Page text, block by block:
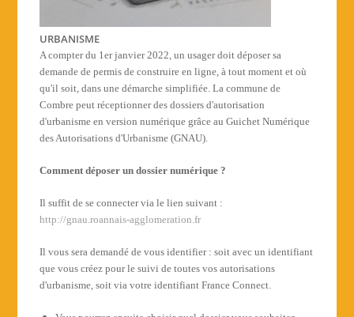
URBANISME
A compter du 1er janvier 2022, un usager doit déposer sa
demande de permis de construire en ligne, à tout moment et où
qu'il soit, dans une démarche simplifiée. La commune de
Combre peut réceptionner des dossiers d'autorisation
d'urbanisme en version numérique grâce au Guichet Numérique
des Autorisations d'Urbanisme (GNAU).
Comment déposer un dossier numérique ?
Il suffit de se connecter via le lien suivant :
http://gnau.roannais-agglomeration.fr
Il vous sera demandé de vous identifier : soit avec un identifiant
que vous créez pour le suivi de toutes vos autorisations
d'urbanisme, soit via votre identifiant France Connect.